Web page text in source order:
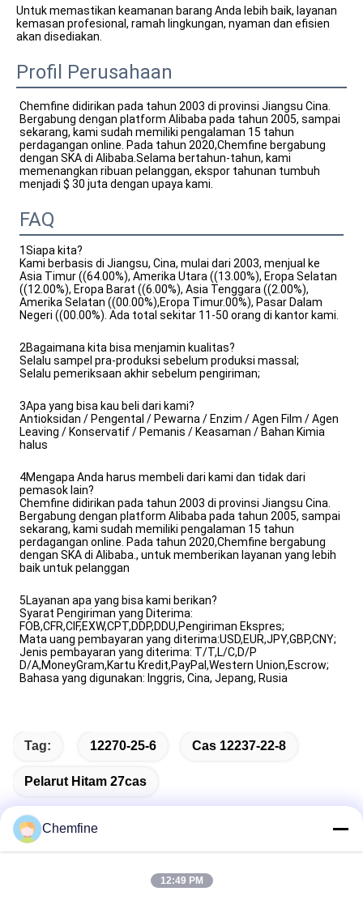
Untuk memastikan keamanan barang Anda lebih baik, layanan
kemasan profesional, ramah lingkungan, nyaman dan efisien
akan disediakan.
Profil Perusahaan
Chemfine didirikan pada tahun 2003 di provinsi Jiangsu Cina.
Bergabung dengan platform Alibaba pada tahun 2005, sampai
sekarang, kami sudah memiliki pengalaman 15 tahun
perdagangan online. Pada tahun 2020,Chemfine bergabung
dengan SKA di Alibaba.Selama bertahun-tahun, kami
memenangkan ribuan pelanggan, ekspor tahunan tumbuh
menjadi $ 30 juta dengan upaya kami.
FAQ
1Siapa kita?
Kami berbasis di Jiangsu, Cina, mulai dari 2003, menjual ke
Asia Timur ((64.00%), Amerika Utara ((13.00%), Eropa Selatan
((12.00%), Eropa Barat ((6.00%), Asia Tenggara ((2.00%),
Amerika Selatan ((00.00%),Eropa Timur.00%), Pasar Dalam
Negeri ((00.00%). Ada total sekitar 11-50 orang di kantor kami.
2Bagaimana kita bisa menjamin kualitas?
Selalu sampel pra-produksi sebelum produksi massal;
Selalu pemeriksaan akhir sebelum pengiriman;
3Apa yang bisa kau beli dari kami?
Antioksidan / Pengental / Pewarna / Enzim / Agen Film / Agen
Leaving / Konservatif / Pemanis / Keasaman / Bahan Kimia
halus
4Mengapa Anda harus membeli dari kami dan tidak dari
pemasok lain?
Chemfine didirikan pada tahun 2003 di provinsi Jiangsu Cina.
Bergabung dengan platform Alibaba pada tahun 2005, sampai
sekarang, kami sudah memiliki pengalaman 15 tahun
perdagangan online. Pada tahun 2020,Chemfine bergabung
dengan SKA di Alibaba., untuk memberikan layanan yang lebih
baik untuk pelanggan
5Layanan apa yang bisa kami berikan?
Syarat Pengiriman yang Diterima:
FOB,CFR,CIF,EXW,CPT,DDP,DDU,Pengiriman Ekspres;
Mata uang pembayaran yang diterima:USD,EUR,JPY,GBP,CNY;
Jenis pembayaran yang diterima: T/T,L/C,D/P
D/A,MoneyGram,Kartu Kredit,PayPal,Western Union,Escrow;
Bahasa yang digunakan: Inggris, Cina, Jepang, Rusia
Tag: 12270-25-6 Cas 12237-22-8
Pelarut Hitam 27cas
Chemfine
12:49 PM